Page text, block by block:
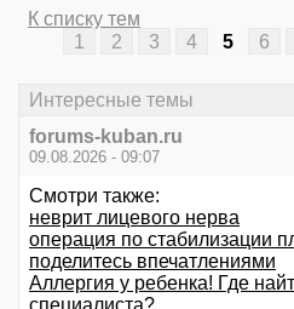
К списку тем
1
2 3 4 5 6
Интересные темы
forums-kuban.ru
09.08.2026 - 09:07
Смотри также:
неврит лицевого нерва
операция по стабилизации
поделитесь впечатлениями
Аллергия у ребенка! Где
специалиста?